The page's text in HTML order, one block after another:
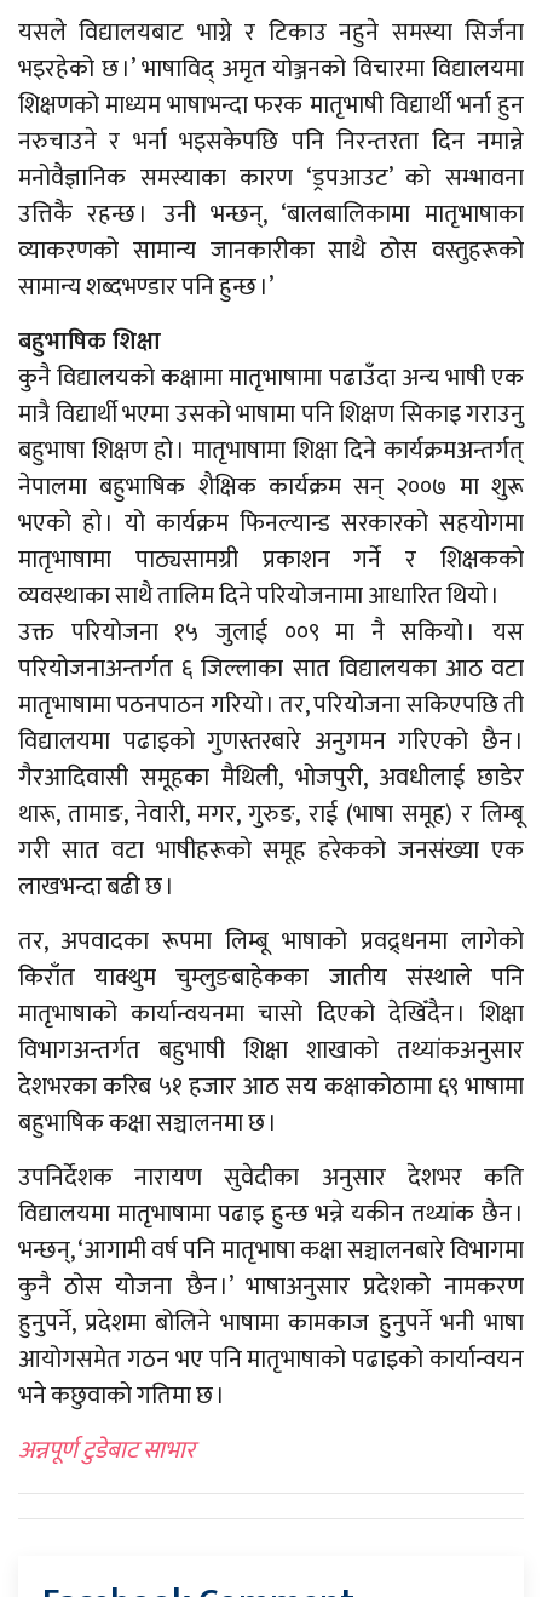
यसले विद्यालयबाट भाग्ने र टिकाउ नहुने समस्या सिर्जना
भइरहेको छ ।’ भाषाविद् अमृत योञ्जनको विचारमा विद्यालयमा
शिक्षणको माध्यम भाषाभन्दा फरक मातृभाषी विद्यार्थी भर्ना हुन
नरुचाउने र भर्ना भइसकेपछि पनि निरन्तरता दिन नमान्ने
मनोवैज्ञानिक समस्याका कारण ‘ड्रपआउट’ को सम्भावना
उत्तिकै रहन्छ । उनी भन्छन्, ‘बालबालिकामा मातृभाषाका
व्याकरणको सामान्य जानकारीका साथै ठोस वस्तुहरूको
सामान्य शब्दभण्डार पनि हुन्छ ।’
बहुभाषिक शिक्षा
कुनै विद्यालयको कक्षामा मातृभाषामा पढाउँदा अन्य भाषी एक
मात्रै विद्यार्थी भएमा उसको भाषामा पनि शिक्षण सिकाइ गराउनु
बहुभाषा शिक्षण हो । मातृभाषामा शिक्षा दिने कार्यक्रमअन्तर्गत्
नेपालमा बहुभाषिक शैक्षिक कार्यक्रम सन् २००७ मा शुरू
भएको हो । यो कार्यक्रम फिनल्यान्ड सरकारको सहयोगमा
मातृभाषामा पाठ्यसामग्री प्रकाशन गर्ने र शिक्षकको
व्यवस्थाका साथै तालिम दिने परियोजनामा आधारित थियो ।
उक्त परियोजना १५ जुलाई ००९ मा नै सकियो । यस
परियोजनाअन्तर्गत ६ जिल्लाका सात विद्यालयका आठ वटा
मातृभाषामा पठनपाठन गरियो । तर, परियोजना सकिएपछि ती
विद्यालयमा पढाइको गुणस्तरबारे अनुगमन गरिएको छैन ।
गैरआदिवासी समूहका मैथिली, भोजपुरी, अवधीलाई छाडेर
थारू, तामाङ, नेवारी, मगर, गुरुङ, राई (भाषा समूह) र लिम्बू
गरी सात वटा भाषीहरूको समूह हरेकको जनसंख्या एक
लाखभन्दा बढी छ ।
तर, अपवादका रूपमा लिम्बू भाषाको प्रवद्र्धनमा लागेको
किराँत याक्थुम चुम्लुङबाहेकका जातीय संस्थाले पनि
मातृभाषाको कार्यान्वयनमा चासो दिएको देखिँदैन । शिक्षा
विभागअन्तर्गत बहुभाषी शिक्षा शाखाको तथ्यांकअनुसार
देशभरका करिब ५१ हजार आठ सय कक्षाकोठामा ६९ भाषामा
बहुभाषिक कक्षा सञ्चालनमा छ ।
उपनिर्देशक नारायण सुवेदीका अनुसार देशभर कति
विद्यालयमा मातृभाषामा पढाइ हुन्छ भन्ने यकीन तथ्यांक छैन ।
भन्छन्, ‘आगामी वर्ष पनि मातृभाषा कक्षा सञ्चालनबारे विभागमा
कुनै ठोस योजना छैन ।’ भाषाअनुसार प्रदेशको नामकरण
हुनुपर्ने, प्रदेशमा बोलिने भाषामा कामकाज हुनुपर्ने भनी भाषा
आयोगसमेत गठन भए पनि मातृभाषाको पढाइको कार्यान्वयन
भने कछुवाको गतिमा छ ।
अन्नपूर्ण टुडेबाट साभार